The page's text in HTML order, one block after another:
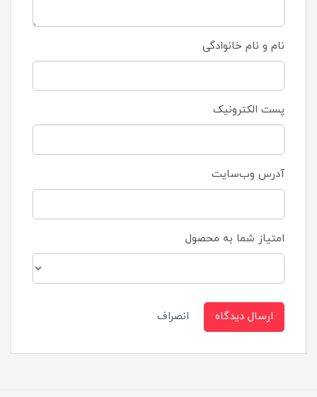
نام و نام خانوادگی
پست الکترونیک
آدرس وب‌سایت
امتیاز شما به محصول
ارسال دیدگاه انصراف